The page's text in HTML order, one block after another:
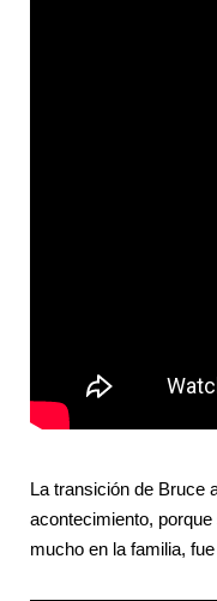
La transición de Bruce
acontecimiento,
mucho en la familia,